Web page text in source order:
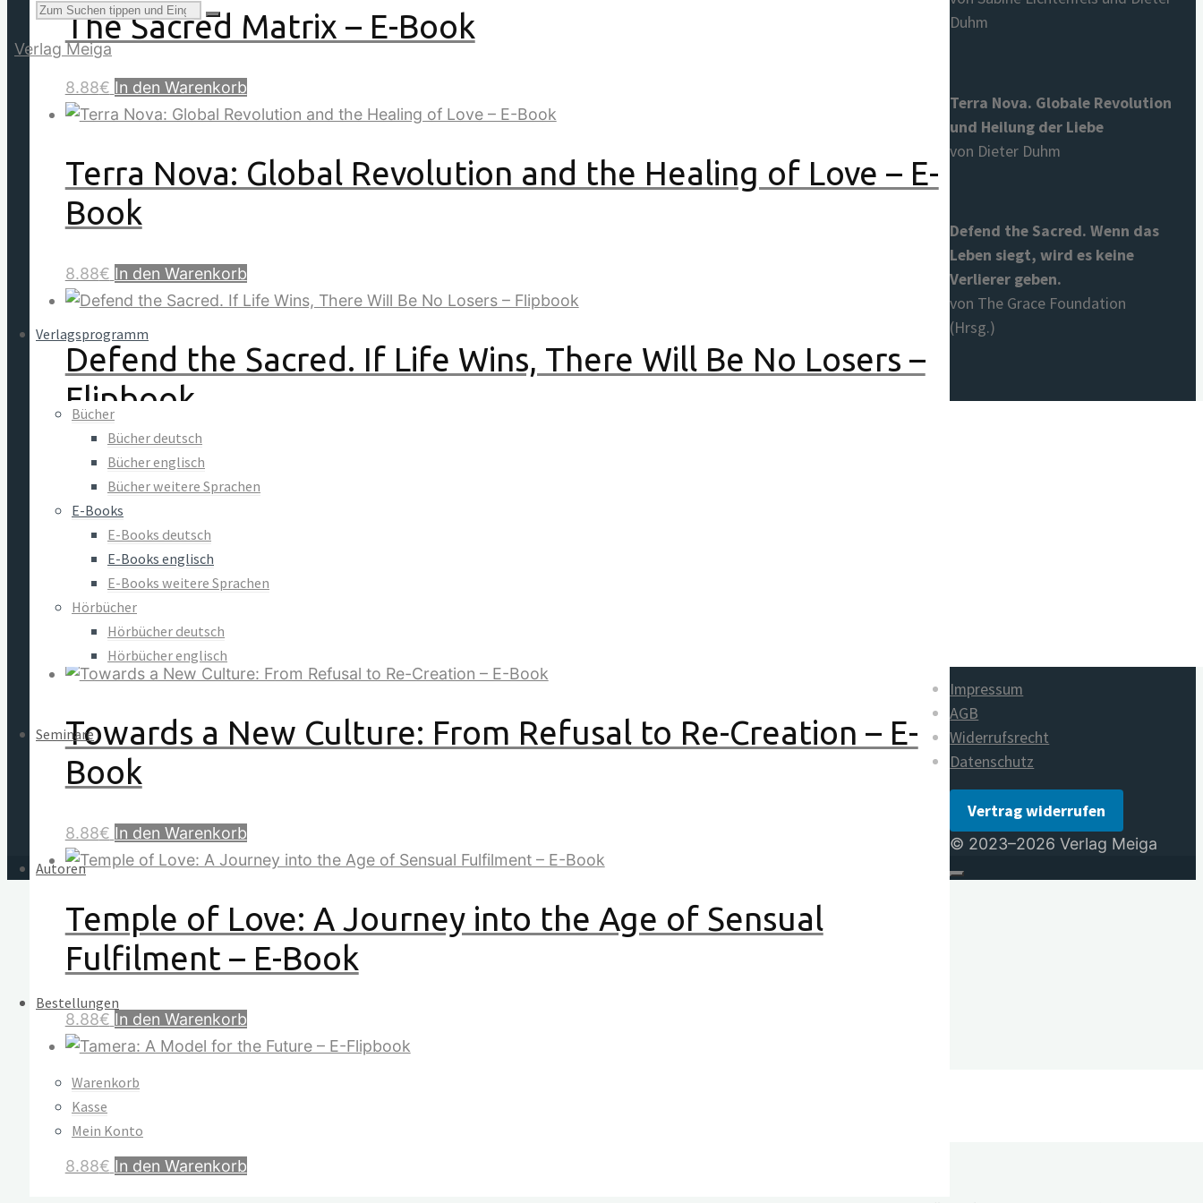
Suchen
Verlagsprogramm
Bücher
Bücher deutsch
Bücher englisch
Bücher weitere Sprachen
E-Books
E-Books deutsch
E-Books englisch
E-Books weitere Sprachen
Hörbücher
Hörbücher deutsch
Hörbücher englisch
Seminare
Autoren
Bestellungen
Warenkorb
Kasse
Mein Konto
The Sacred Matrix – E-Book
8.88€ In den Warenkorb
Terra Nova: Global Revolution and the Healing of Love – E-
Book
8.88€ In den Warenkorb
Defend the Sacred. If Life Wins, There Will Be No Losers –
Flipbook
8.88 € In den Warenkorb
Eros Unredeemed: The World Power of Sexuality – E-Book
Dieter Duhm
€ In den Warenkorb
Towards a New Culture: From Refusal to Re-Creation – E-
Book
8.88€ In den Warenkorb
Temple of Love: A Journey into the Age of Sensual
Fulfilment – E-Book
8.88€ In den Warenkorb
Tamera: A Model for the Future – E-Flipbook
8.88€ In den Warenkorb
Duhm
Terra Nova. Globale Revolution
und Heilung der Liebe
von Dieter Duhm
Defend the Sacred. Wenn das
Leben siegt, wird es keine
Verlierer geben.
von The Grace Foundation
(Hrsg.)
Die Entscheidung. Innere
Impressum
AGB
Widerrufsrecht
Datenschutz
Vertrag widerrufen
© 2023–2026 Verlag Meiga